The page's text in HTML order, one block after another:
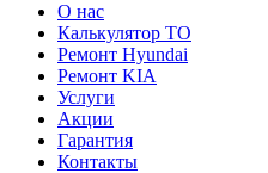
О нас
Калькулятор ТО
Ремонт Hyundai
Ремонт KIA
Услуги
Акции
Гарантия
Контакты